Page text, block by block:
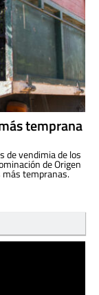
temprana
de vendimia de los
de Origen
más tempranas.